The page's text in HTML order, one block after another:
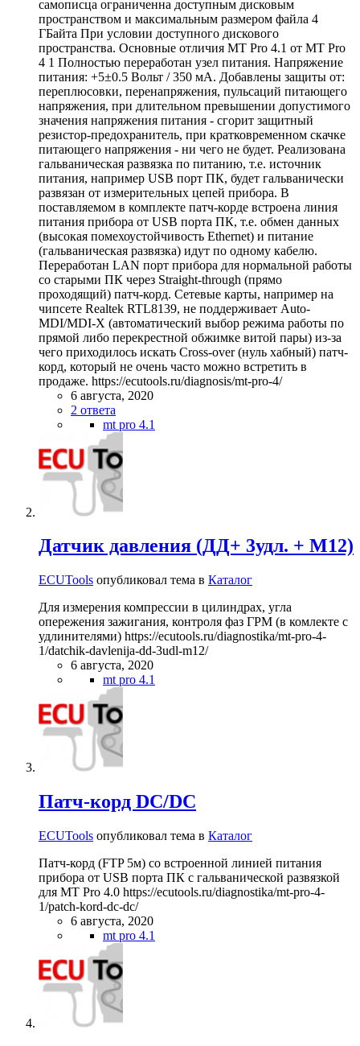
6 августа, 2020
2 ответа
mt pro 4.1
Датчик давления (ДД+ 3удл. + M12)
ECUTools опубликовал тема в Каталог
Для измерения компрессии в цилиндрах, угла
опережения зажигания, контроля фаз ГРМ (в комлекте с
удлинителями) https://ecutools.ru/diagnostika/mt-pro-4-
1/datchik-davlenija-dd-3udl-m12/
6 августа, 2020
mt pro 4.1
Патч-корд DC/DC
ECUTools опубликовал тема в Каталог
Патч-корд (FTP 5м) со встроенной линией питания
прибора от USB порта ПК с гальванической развязкой
для MT Pro 4.0 https://ecutools.ru/diagnostika/mt-pro-4-
1/patch-kord-dc-dc/
6 августа, 2020
mt pro 4.1